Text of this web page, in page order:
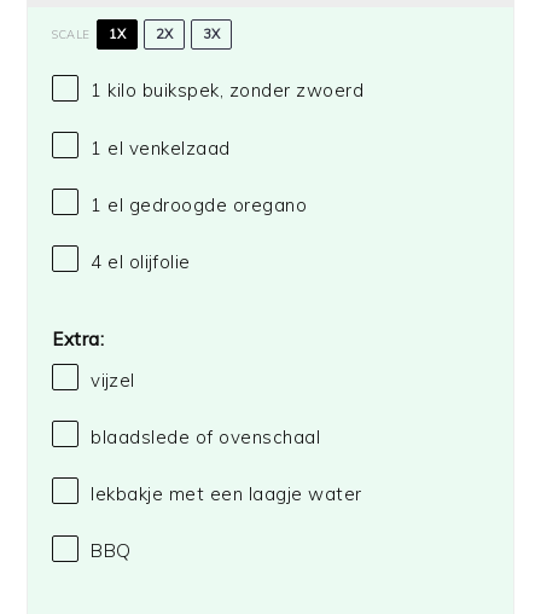
SCALE 1X 2X 3X
1 kilo buikspek, zonder zwoerd
1 el venkelzaad
1 el gedroogde oregano
4 el olijfolie
Extra:
vijzel
blaadslede of ovenschaal
lekbakje met een laagje water
BBQ